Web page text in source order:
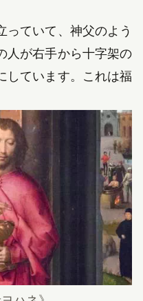
っていて、神父のよう
人が右手から十字架の
しています。これは福
開きます）